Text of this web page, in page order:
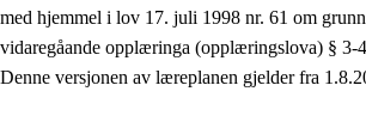
Fagets relevans og sentrale verdier
med hjemmel i lov 17. juli 1998 nr. 61 om
vidaregåande opplæringa (opplæringslova) § 3-
Denne versjonen av læreplanen gjelder fra